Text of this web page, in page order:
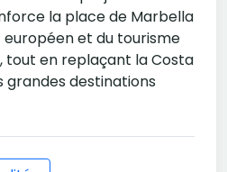
la place de Marbella
et du tourisme
tout en replaçant la Costa
grandes destinations